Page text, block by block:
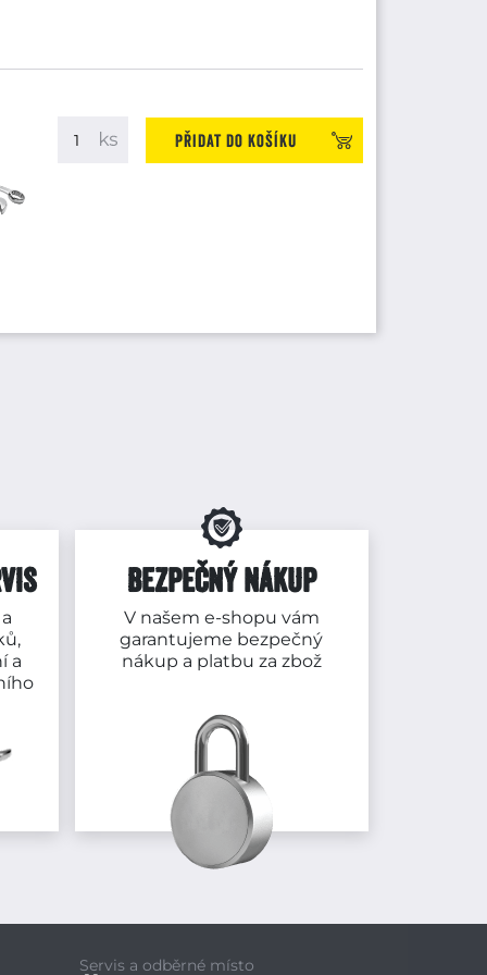
PURE SC REAR TL spadá do
Tato pneumatika je vyráběna
Přidat do košíku
a
BEZPEČNÝ NÁKUP
V našem e-shopu vám
garantujeme bezpečný
nákup a platbu za zbož
Servis a odběrné místo